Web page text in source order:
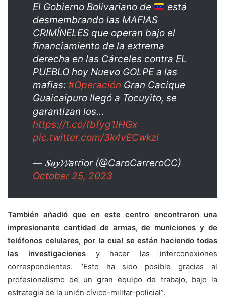
El Gobierno Bolivariano de
está
desmembrando las MAFIAS
CRIMÍNELES que operan bajo el
financiamiento de la extrema
derecha en las Cárceles contra EL
PUEBLO hoy Nuevo GOLPE a las
mafias: #Operación Gran Cacique
Guaicaipuro llegó a Tocuyito, se
garantizan los…
https://t.co/fbfyg1IHGx
pic.twitter.com/3k4vECwkzI
— 𝑺𝒐𝒚𝓦arrior (@CaroCarreroCC)
October 25, 2023
También añadió que en este centro encontraron una
impresionante cantidad de armas, de municiones y de
teléfonos celulares, por la cual se están haciendo todas
las investigacionesy hacer las interconexiones
correspondientes. “Esto ha sido posible gracias al
profesionalismo de un gran equipo de trabajo, bajo la
estrategia de la unión cívico-militar-policial”.